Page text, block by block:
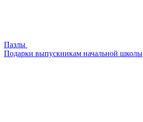
Пазлы
Подарки выпускникам начальной школы